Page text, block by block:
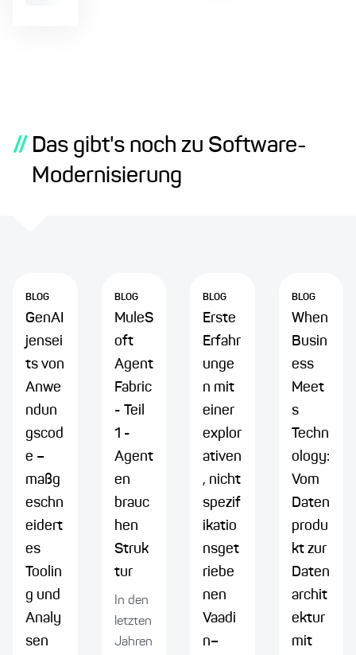
// Das gibt's noch zu Software-
Modernisierung
BLOG
GenAI
jensei
ts von
Anwe
ndun
gscod
e –
maßg
eschn
eidert
es
Toolin
g und
Analy
sen
BLOG
MuleS
oft
Agent
Fabric
- Teil
1 -
Agent
en
brauc
hen
Struk
tur
In den
letzten
Jahren
BLOG
Erste
Erfahr
unge
n mit
einer
explor
ativen
, nicht
spezif
ikatio
nsget
riebe
nen
Vaadi
n–
BLOG
When
Busin
ess
Meet
s
Techn
ology:
Vom
Daten
produ
kt zur
Daten
archit
ektur
mit